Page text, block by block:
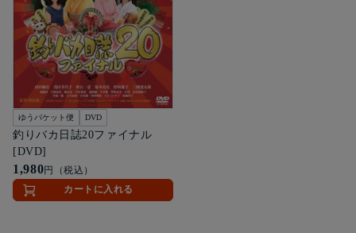
ゆうパケット便 DVD
釣りバカ日誌20ファイナル
[DVD]
1,980円（税込）
カートに入れる